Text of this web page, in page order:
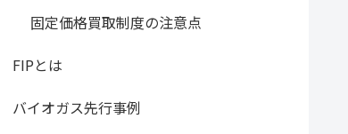
固定価格買取制度の注意点
FIPとは
バイオガス先行事例